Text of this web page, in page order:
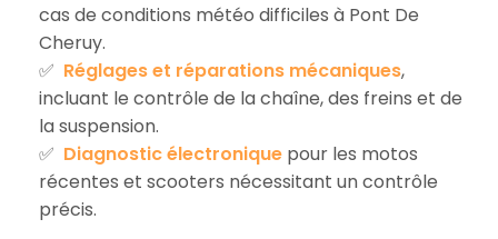
cas de conditions météo difficiles à Pont De
Cheruy.
Réglages et réparations mécaniques,
incluant le contrôle de la chaîne, des freins et de
la suspension.
Diagnostic électronique pour les motos
récentes et scooters nécessitant un contrôle
précis.